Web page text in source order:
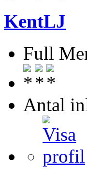
KentLJ
Full
Antal